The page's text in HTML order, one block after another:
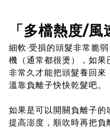
「多檔熱度/風
細軟·受損的頭髮非常脆
機（通常都很燙），如果
非常久才能把頭髮養回
溫靠負離子快快乾髮吧。
如果是可以開關負離子
提高澎度，順吹時再把負